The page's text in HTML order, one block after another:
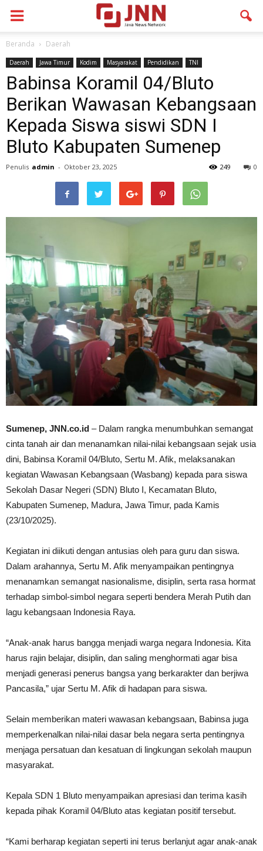
Beranda Daerah
Daerah Jawa Timur Kodim Masyarakat Pendidikan TNI
Babinsa Koramil 04/Bluto
Berikan Wawasan Kebangsaan
Kepada Siswa siswi SDN I
Bluto Kabupaten Sumenep
Penulis admin - Oktober 23, 2025 0
249
Sumenep, JNN.co.id – Dalam rangka menumbuhkan semangat
cinta tanah air dan menanamkan nilai-nilai kebangsaan sejak usia
dini, Babinsa Koramil 04/Bluto, Sertu M. Afik, melaksanakan
kegiatan Wawasan Kebangsaan (Wasbang) kepada para siswa
Sekolah Dasar Negeri (SDN) Bluto I, Kecamatan Bluto,
Kabupaten Sumenep, Madura, Jawa Timur, pada Kamis
(23/10/2025).
Kegiatan ini diikuti dengan antusias oleh para guru dan siswa.
Dalam arahannya, Sertu M. Afik menyampaikan pentingnya
menanamkan semangat nasionalisme, disiplin, serta rasa hormat
terhadap simbol-simbol negara seperti bendera Merah Putih dan
lagu kebangsaan Indonesia Raya.
“Anak-anak harus bangga menjadi warga negara Indonesia. Kita
harus rajin belajar, disiplin, dan saling menghormati agar bisa
menjadi generasi penerus bangsa yang berkarakter dan berjiwa
Pancasila,” ujar Sertu M. Afik di hadapan para siswa.
Selain memberikan materi wawasan kebangsaan, Babinsa juga
memperkenalkan nilai-nilai dasar bela negara serta pentingnya
menjaga persatuan dan kesatuan di lingkungan sekolah maupun
masyarakat.
Kepala SDN 1 Bluto menyampaikan apresiasi dan terima kasih
kepada pihak Koramil 04/Bluto atas kegiatan positif tersebut.
“Kami berharap kegiatan seperti ini terus berlanjut agar anak-anak